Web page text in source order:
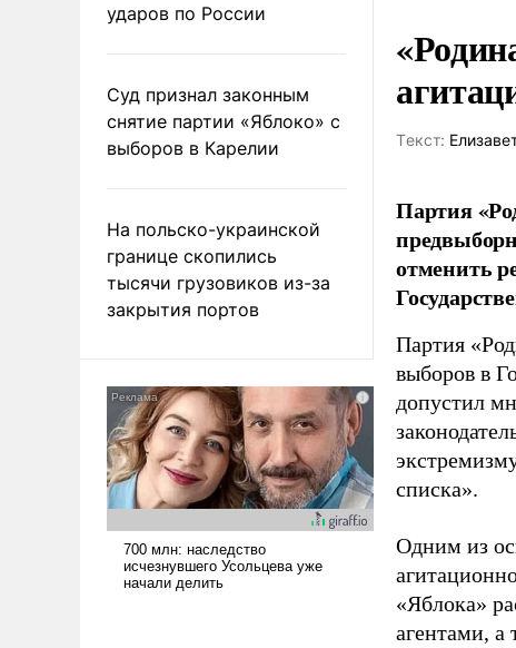
ударов по России
Суд признал законным
снятие партии «Яблоко» с
выборов в Карелии
На польско-украинской
границе скопились
тысячи грузовиков из-за
закрытия портов
Tекст:
Партия
отменить
Партия
выборов в
допустил
списка».
Одним из
«Яблока»
агентами, а